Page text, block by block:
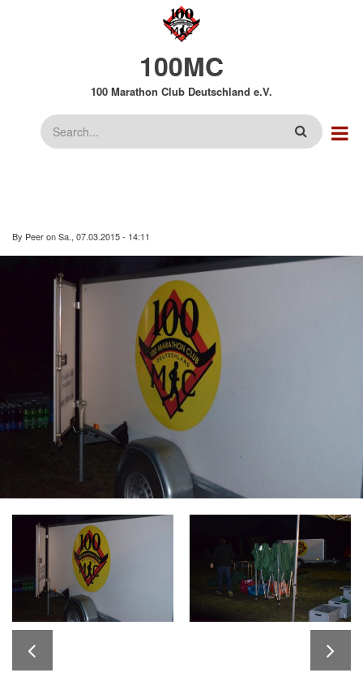
100MC
100 Marathon Club Deutschland e.V.
Suche
By PeeronSa., 07.03.2015 - 14:11